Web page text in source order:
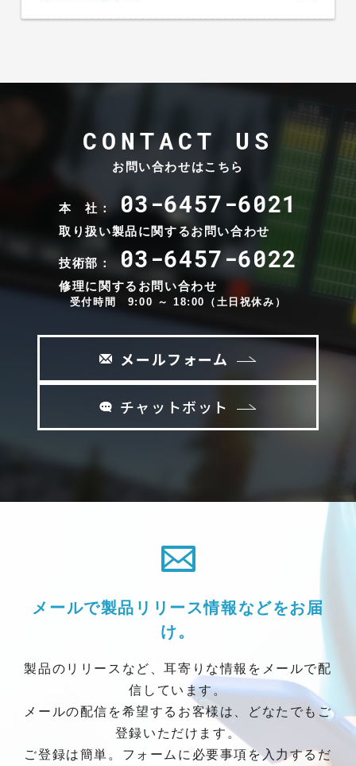
CONTACT US
お問い合わせはこちら
本 社： 03-6457-6021
取り扱い製品に関するお問い合わせ
技術部： 03-6457-6022
修理に関するお問い合わせ
受付時間 9:00 ～ 18:00（土日祝休み）
メールフォーム
チャットボット
メールで製品リリース情報などをお届
け。
製品のリリースなど、耳寄りな情報をメールで配
信しています。
メールの配信を希望するお客様は、どなたでもご
登録いただけます。
ご登録は簡単。フォームに必要事項を入力するだ